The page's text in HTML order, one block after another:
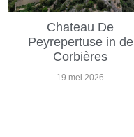
Chateau De
Peyrepertuse in de
Corbières
19 mei 2026